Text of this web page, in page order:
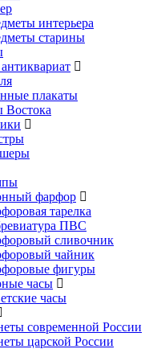
интерьера
старины
плакаты
Востока
фарфор
тарелка
ПВС
сливочник
чайник
фигуры
часы
часы
современной России
царской России